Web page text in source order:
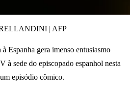
| AFP
Espanha gera imenso entusiasmo
à sede do episcopado espanhol nesta
episódio cômico.